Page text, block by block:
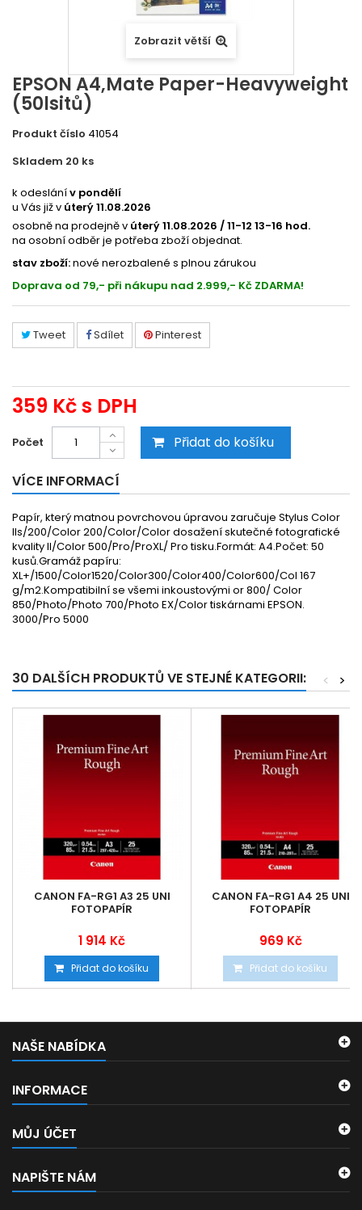
Zobrazit větší
EPSON A4,Mate Paper-Heavyweight
(50lsitů)
Produkt číslo 41054
Skladem 20 ks
k odeslánív pondělí
u Vás již v úterý 11.08.2026
osobně na prodejně v úterý 11.08.2026 / 11-12 13-16 hod.
na osobní odběr je potřeba zboží objednat.
stav zboží:nové nerozbalené s plnou zárukou
Doprava od 79,- při nákupu nad 2.999,- Kč ZDARMA!
Tweet Sdílet Pinterest
359 Kčs DPH
Počet Přidat do košíku
VÍCE INFORMACÍ
Papír, který matnou povrchovou úpravou zaručuje Stylus Color
IIs/200/Color 200/Color/Color dosažení skutečné fotografické
kvality II/Color 500/Pro/ProXL/ Pro tisku.Formát: A4.Počet: 50
kusů.Gramáž papíru:
XL+/1500/Color1520/Color300/Color400/Color600/Col 167
g/m2.Kompatibilní se všemi inkoustovými or 800/ Color
850/Photo/Photo 700/Photo EX/Color tiskárnami EPSON.
3000/Pro 5000
30 DALŠÍCH PRODUKTŮ VE STEJNÉ KATEGORII: >
<
CANON FA-RG1 A3 25 UNI
FOTOPAPÍR
1 914 Kč
Přidat do košíku
CANON FA-RG1 A4 25 UNI
FOTOPAPÍR
969 Kč
Přidat do košíku
NAŠE NABÍDKA
INFORMACE
MŮJ ÚČET
NAPIŠTE NÁM